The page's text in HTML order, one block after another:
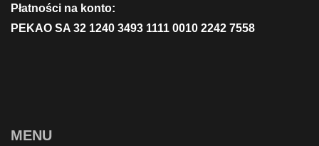
Płatności na konto:
PEKAO SA 32 1240 3493 1111 0010 2242 7558
MENU